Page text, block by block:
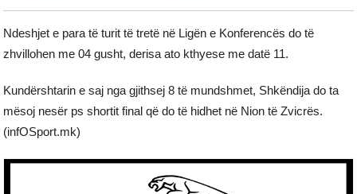
Ndeshjet e para të turit të tretë në Ligën e Konferencës do të
zhvillohen me 04 gusht, derisa ato kthyese me datë 11.
Kundërshtarin e saj nga gjithsej 8 të mundshmet, Shkëndija do ta
mësoj nesër ps shortit final që do të hidhet në Nion të Zvicrës.
(infOSport.mk)